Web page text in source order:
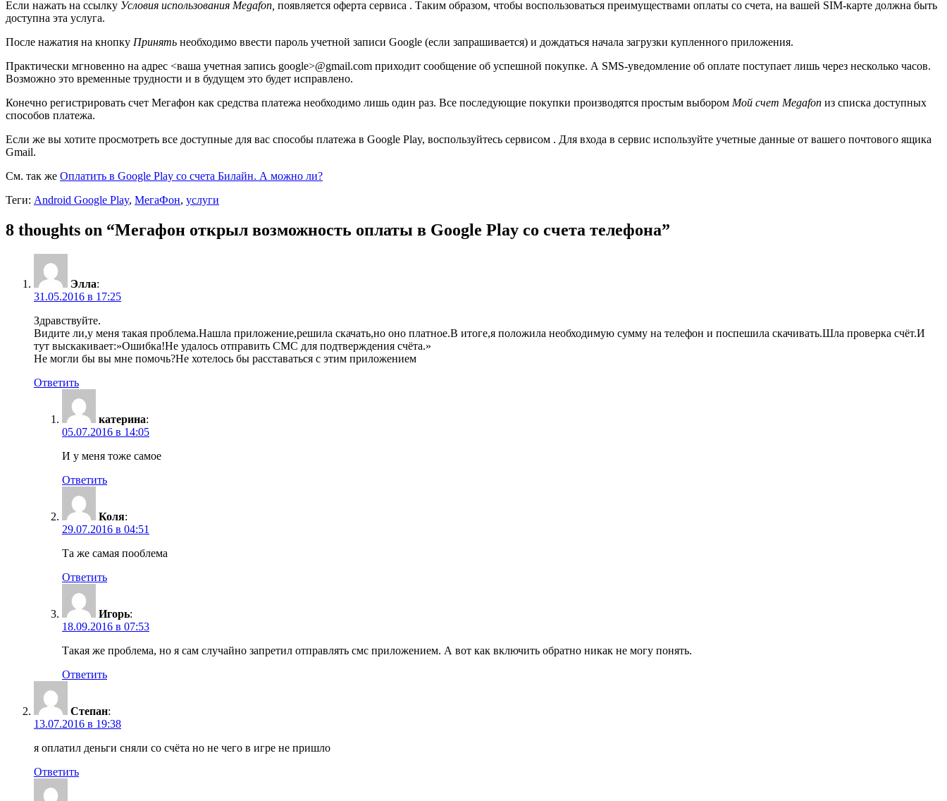
Если нажать на ссылку Условия использования Megafon, появляется оферта сервиса . Таким образом, чтобы воспользоваться преимуществами оплаты со счета, на вашей SIM-карте должна быть
доступна эта услуга.
После нажатия на кнопку Принять необходимо ввести пароль учетной записи Google (если запрашивается) и дождаться начала загрузки купленного приложения.
Практически мгновенно на адрес <ваша учетная запись google>@gmail.com приходит сообщение об успешной покупке. А SMS-уведомление об оплате поступает лишь через несколько часов.
Возможно это временные трудности и в будущем это будет исправлено.
Конечно регистрировать счет Мегафон как средства платежа необходимо лишь один раз. Все последующие покупки производятся простым выбором Мой счет Megafon из списка доступных
способов платежа.
Если же вы хотите просмотреть все доступные для вас способы платежа в Google Play, воспользуйтесь сервисом . Для входа в сервис используйте учетные данные от вашего почтового ящика
Gmail.
См. так же Оплатить в Google Play со счета Билайн. А можно ли?
Теги: Android Google Play, МегаФон, услуги
8 thoughts on “Мегафон открыл возможность оплаты в Google Play со счета телефона”
Элла:
31.05.2016 в 17:25
Здравствуйте.
Видите ли,у меня такая проблема.Нашла приложение,решила скачать,но оно платное.В итоге,я положила необходимую сумму на телефон и поспешила скачивать.Шла проверка счёт.И
тут выскакивает:»Ошибка!Не удалось отправить СМС для подтверждения счёта.»
Не могли бы вы мне помочь?Не хотелось бы расставаться с этим приложением
Ответить
катерина:
05.07.2016 в 14:05
И у меня тоже самое
Ответить
Коля:
29.07.2016 в 04:51
Та же самая пооблема
Ответить
Игорь:
18.09.2016 в 07:53
Такая же проблема, но я сам случайно запретил отправлять смс приложением. А вот как включить обратно никак не могу понять.
Ответить
Степан:
13.07.2016 в 19:38
я оплатил деньги сняли со счёта но не чего в игре не пришло
Ответить